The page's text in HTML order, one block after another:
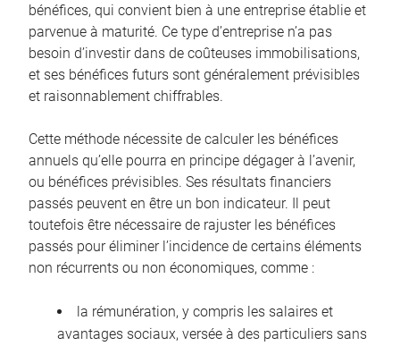
bénéfices, qui convient bien à une entreprise établie et
parvenue à maturité. Ce type d’entreprise n’a pas
besoin d’investir dans de coûteuses immobilisations,
et ses bénéfices futurs sont généralement prévisibles
et raisonnablement chiffrables.
Cette méthode nécessite de calculer les bénéfices
annuels qu’elle pourra en principe dégager à l’avenir,
ou bénéfices prévisibles. Ses résultats financiers
passés peuvent en être un bon indicateur. Il peut
toutefois être nécessaire de rajuster les bénéfices
passés pour éliminer l’incidence de certains éléments
non récurrents ou non économiques, comme :
la rémunération, y compris les salaires et
avantages sociaux, versée à des particuliers sans